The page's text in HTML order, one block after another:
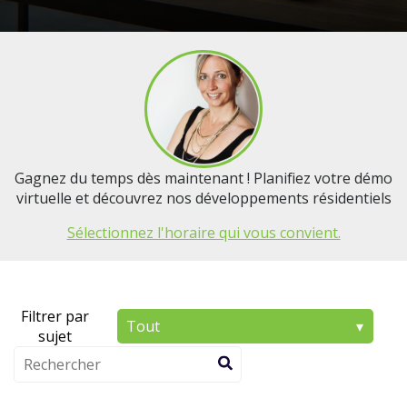
Gagnez du temps dès maintenant ! Planifiez votre démo
virtuelle et découvrez nos développements résidentiels
Sélectionnez l'horaire qui vous convient.
Filtrer par
sujet